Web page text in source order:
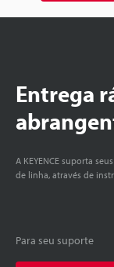
Entrega
A KEYENCE suporta
de linha, através de
Para seu suporte